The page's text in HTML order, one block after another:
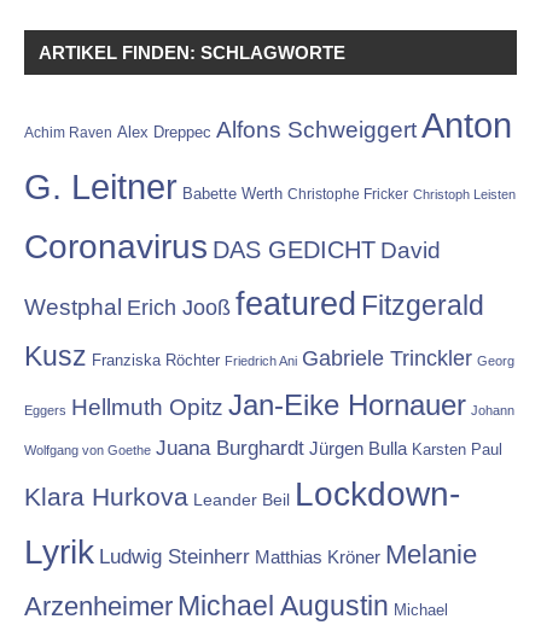
ARTIKEL FINDEN: SCHLAGWORTE
Achim Raven Alex Dreppec Alfons SchweiggertAnton
G. Leitner Babette Werth Christophe Fricker Christoph Leisten
Coronavirus DAS GEDICHT David
Westphal Erich Jooß featured Fitzgerald
Kusz Franziska Röchter Friedrich Ani Gabriele Trinckler Georg
Eggers Hellmuth Opitz Jan-Eike Hornauer Johann
Wolfgang von Goethe Juana Burghardt Jürgen Bulla Karsten Paul
Klara Hurkova Leander Beil Lockdown-
Lyrik Ludwig Steinherr Matthias Kröner Melanie
Arzenheimer Michael Augustin Michael